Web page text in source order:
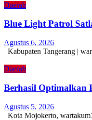
Daerah
Blue Light Patrol
Agustus 6, 2026
Kabupaten Tangerang |
Daerah
Berhasil Optimalkan
Agustus 5, 2026
Kota Mojokerto,